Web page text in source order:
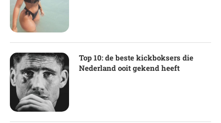
Top 10: de beste kickboksers die
Nederland ooit gekend heeft